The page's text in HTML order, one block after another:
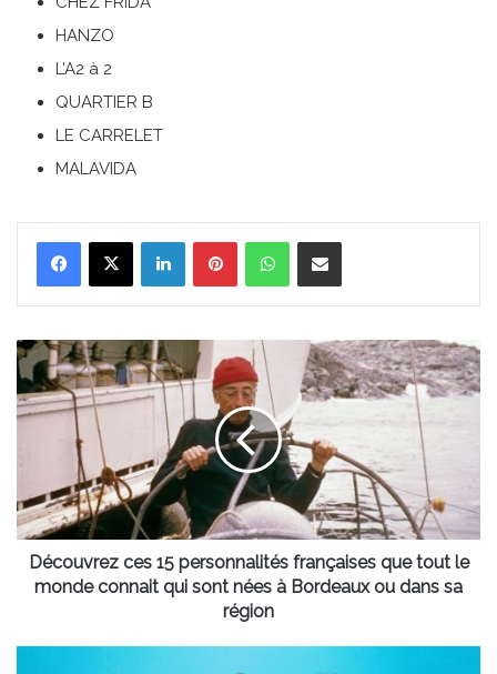
HANZO
L’A2 à 2
QUARTIER B
LE CARRELET
MALAVIDA
LinkedinPinterestWhatsAppPartager par email
Découvrez
ces
15
personnalités
françaises
le
monde
connait
qui
Découvrez ces 15 personnalités françaises que tout le
monde connait qui sont nées à Bordeaux ou dans sa
région